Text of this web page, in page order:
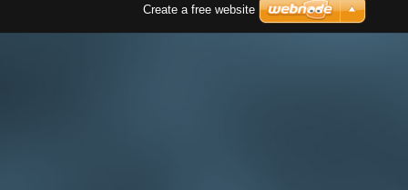
Create a free website